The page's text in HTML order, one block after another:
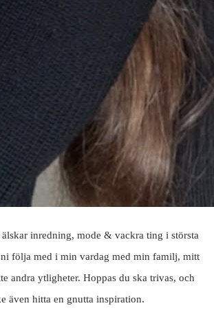
älskar inredning, mode & vackra ting i största
följa med i min vardag med min familj, mitt
andra ytligheter. Hoppas du ska trivas, och
även hitta en gnutta inspiration.